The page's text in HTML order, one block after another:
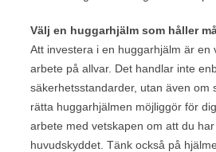
Välj en huggarhjälm som håller
Att investera i en huggarhjälm är en
arbete på allvar. Det handlar inte
säkerhetsstandarder, utan även om
rätta huggarhjälmen möjliggör för
arbete med vetskapen om att du
huvudskyddet. Tänk också på